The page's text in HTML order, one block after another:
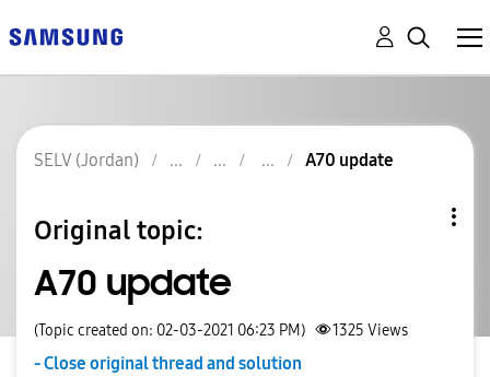
SELV (Jordan) A70 update
Original topic:
A70 update
(Topic created on: 02-03-2021 06:23 PM) 1325 Views
- Close original thread and solution